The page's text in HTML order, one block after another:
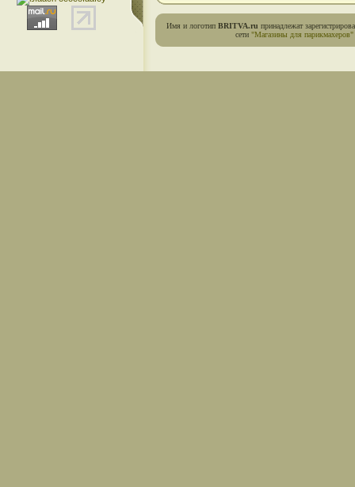
Имя и логотип BRITVA.ru принадлежат
сети "Магазины для парикмахеров"